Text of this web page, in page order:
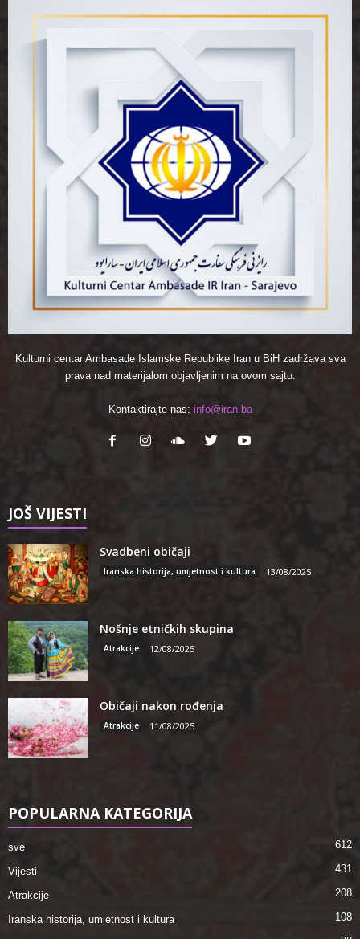
Kulturni centar Ambasade Islamske Republike Iran u BiH zadržava sva
prava nad materijalom objavljenim na ovom sajtu.
Kontaktirajte nas: info@iran.ba
JOŠ VIJESTI
Svadbeni običaji
Iranska historija, umjetnost i kultura 13/08/2025
Nošnje etničkih skupina
Atrakcije 12/08/2025
Običaji nakon rođenja
Atrakcije 11/08/2025
POPULARNA KATEGORIJA
sve 612
Vijesti 431
Atrakcije 208
Iranska historija, umjetnost i kultura 108